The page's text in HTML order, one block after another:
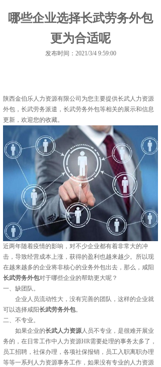
哪些企业选择长武劳务外包
更为合适呢
发布时间：2021/3/4 9:59:00
陕西金伯乐人力资源有限公司为您主要提供长武人力资源
外包 ，长武劳务派遣，长武劳务外包等相关的展示和信息
更新，欢迎您的收藏。
近两年随着疫情的影响，对不少企业都有着非常大的冲
击，导致经营成本上涨，获得的盈利也越来越少。所以现
在越来越多的企业将非核心的业务外包出去，那么，咸阳
长武劳务外包对于哪些企业的帮助更大呢？
一、缺团队。
企业人员流动性大，没有完善的团队，这样的企业就
可以选择咸阳长武劳务外包。
二、不专业。
如果企业的长武人力资源人员不专业，是很难开展业
务的，在日常工作中人力资源HR需要处理的事务太多了，
员工招聘，社保办理，各项社保报销，员工入职离职办理
等等一系列人力资源事务工作，如果没有专业的人力资源